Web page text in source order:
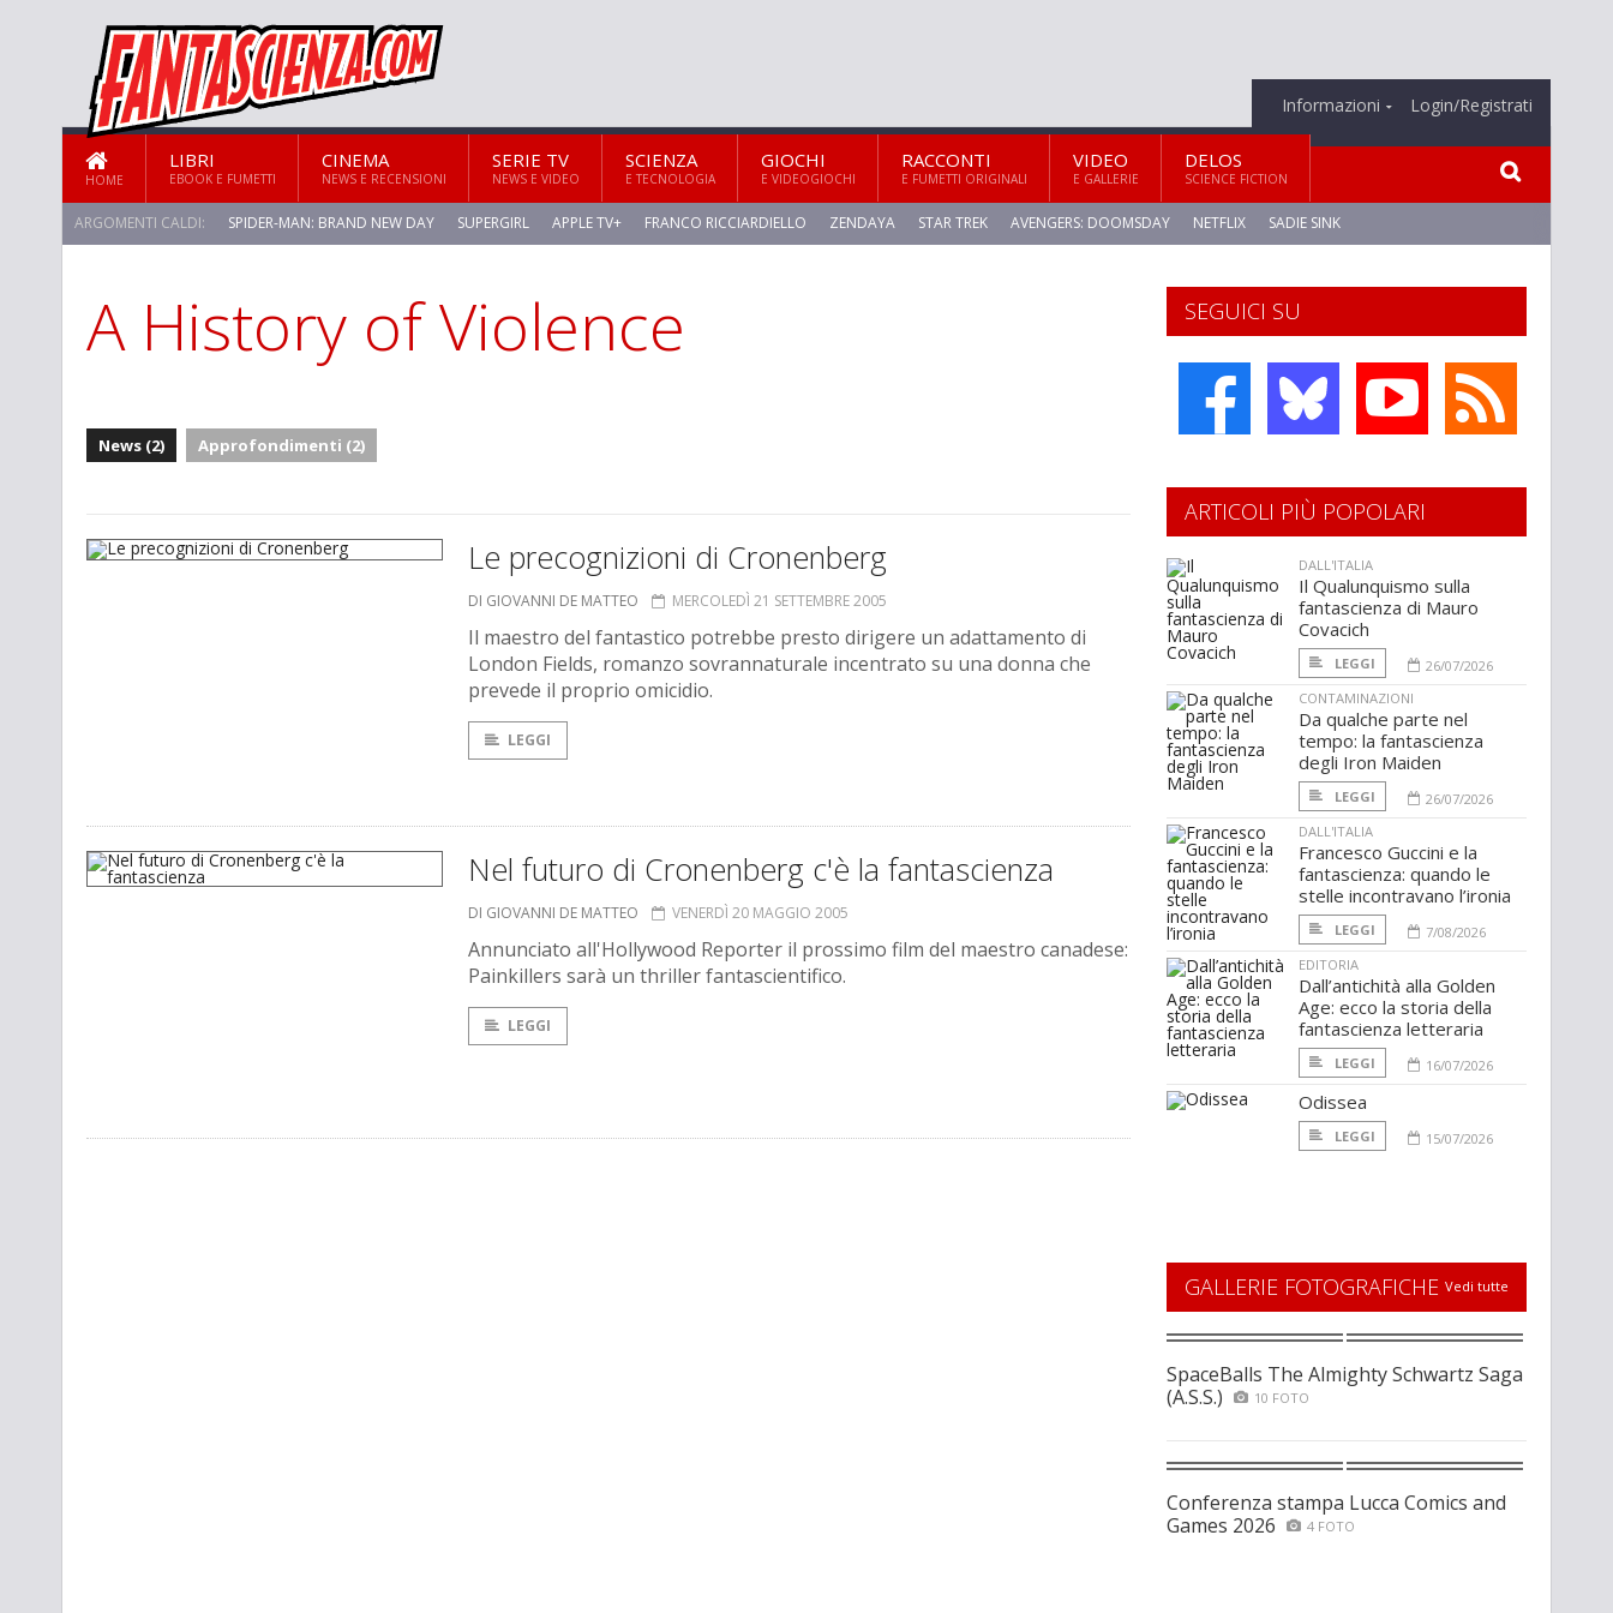
Informazioni Login/Registrati
HOME
LIBRI
EBOOK E FUMETTI
CINEMA
NEWS E RECENSIONI
SERIE TV
NEWS E VIDEO
SCIENZA
E TECNOLOGIA
GIOCHI
E VIDEOGIOCHI
RACCONTI
E FUMETTI ORIGINALI
VIDEO
E GALLERIE
DELOS
SCIENCE FICTION
ARGOMENTI CALDI: SPIDER-MAN: BRAND NEW DAY SUPERGIRL APPLE TV+ FRANCO RICCIARDIELLO ZENDAYA STAR TREK AVENGERS: DOOMSDAY NETFLIX SADIE SINK
STAR TREK: STRANGE NEW WORLDS
A History of Violence
News (2) Approfondimenti (2)
Le precognizioni di Cronenberg
DI GIOVANNI DE MATTEO MERCOLEDÌ 21 SETTEMBRE 2005
Il maestro del fantastico potrebbe presto dirigere un adattamento di
London Fields, romanzo sovrannaturale incentrato su una donna che
prevede il proprio omicidio.
LEGGI
Nel futuro di Cronenberg c'è la fantascienza
DI GIOVANNI DE MATTEO VENERDÌ 20 MAGGIO 2005
Annunciato all'Hollywood Reporter il prossimo film del maestro canadese:
Painkillers sarà un thriller fantascientifico.
LEGGI
SEGUICI SU
ARTICOLI PIÙ POPOLARI
DALL'ITALIA
Il Qualunquismo sulla
fantascienza di Mauro
Covacich
LEGGI
26/07/2026
CONTAMINAZIONI
Da qualche parte nel
tempo: la fantascienza
degli Iron Maiden
LEGGI
26/07/2026
DALL'ITALIA
Francesco Guccini e la
fantascienza: quando le
stelle incontravano l’ironia
LEGGI
7/08/2026
EDITORIA
Dall’antichità alla Golden
Age: ecco la storia della
fantascienza letteraria
LEGGI 16/07/2026
Odissea
LEGGI 15/07/2026
GALLERIE FOTOGRAFICHE Vedi tutte
SpaceBalls The Almighty Schwartz Saga
(A.S.S.)
10 FOTO
Conferenza stampa Lucca Comics and
Games 2026
4 FOTO